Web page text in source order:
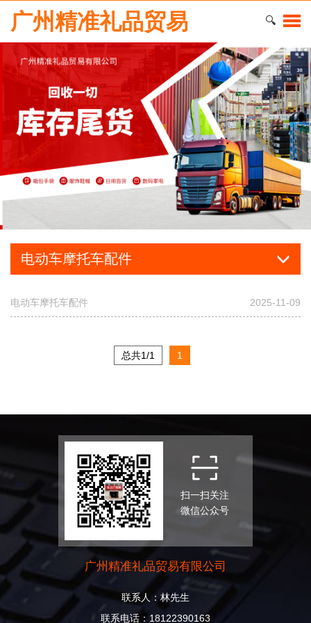
🔍
广州精准礼品贸易
电动车摩托车配件
电动车摩托车配件 2025-11-09
总共1/1 1
扫一扫关注
微信公众号
广州精准礼品贸易有限公司
联系人：林先生
联系电话：18122390163